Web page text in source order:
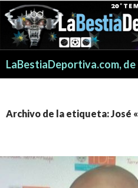
Archivo de la etiqueta: José